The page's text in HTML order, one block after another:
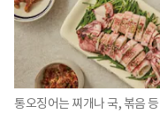
통오징어는 찌개나 국, 볶음